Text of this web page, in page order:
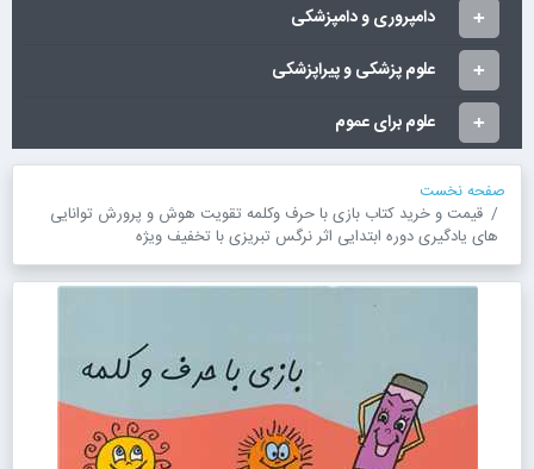
دامپروری و دامپزشکی
علوم پزشکی و پیراپزشکی
علوم برای عموم
صفحه نخست
قیمت و خرید کتاب بازی با حرف وکلمه تقویت هوش و پرورش توانایی
های یادگیری دوره ابتدایی اثر نرگس تبریزی با تخفیف ویژه